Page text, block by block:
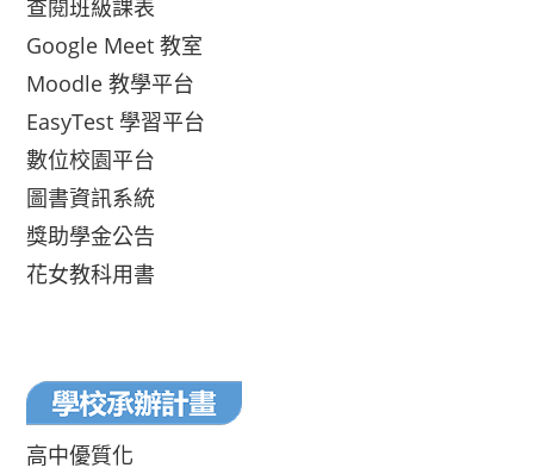
查閱班級課表
Google Meet 教室
Moodle 教學平台
EasyTest 學習平台
數位校園平台
圖書資訊系統
獎助學金公告
花女教科用書
高中優質化